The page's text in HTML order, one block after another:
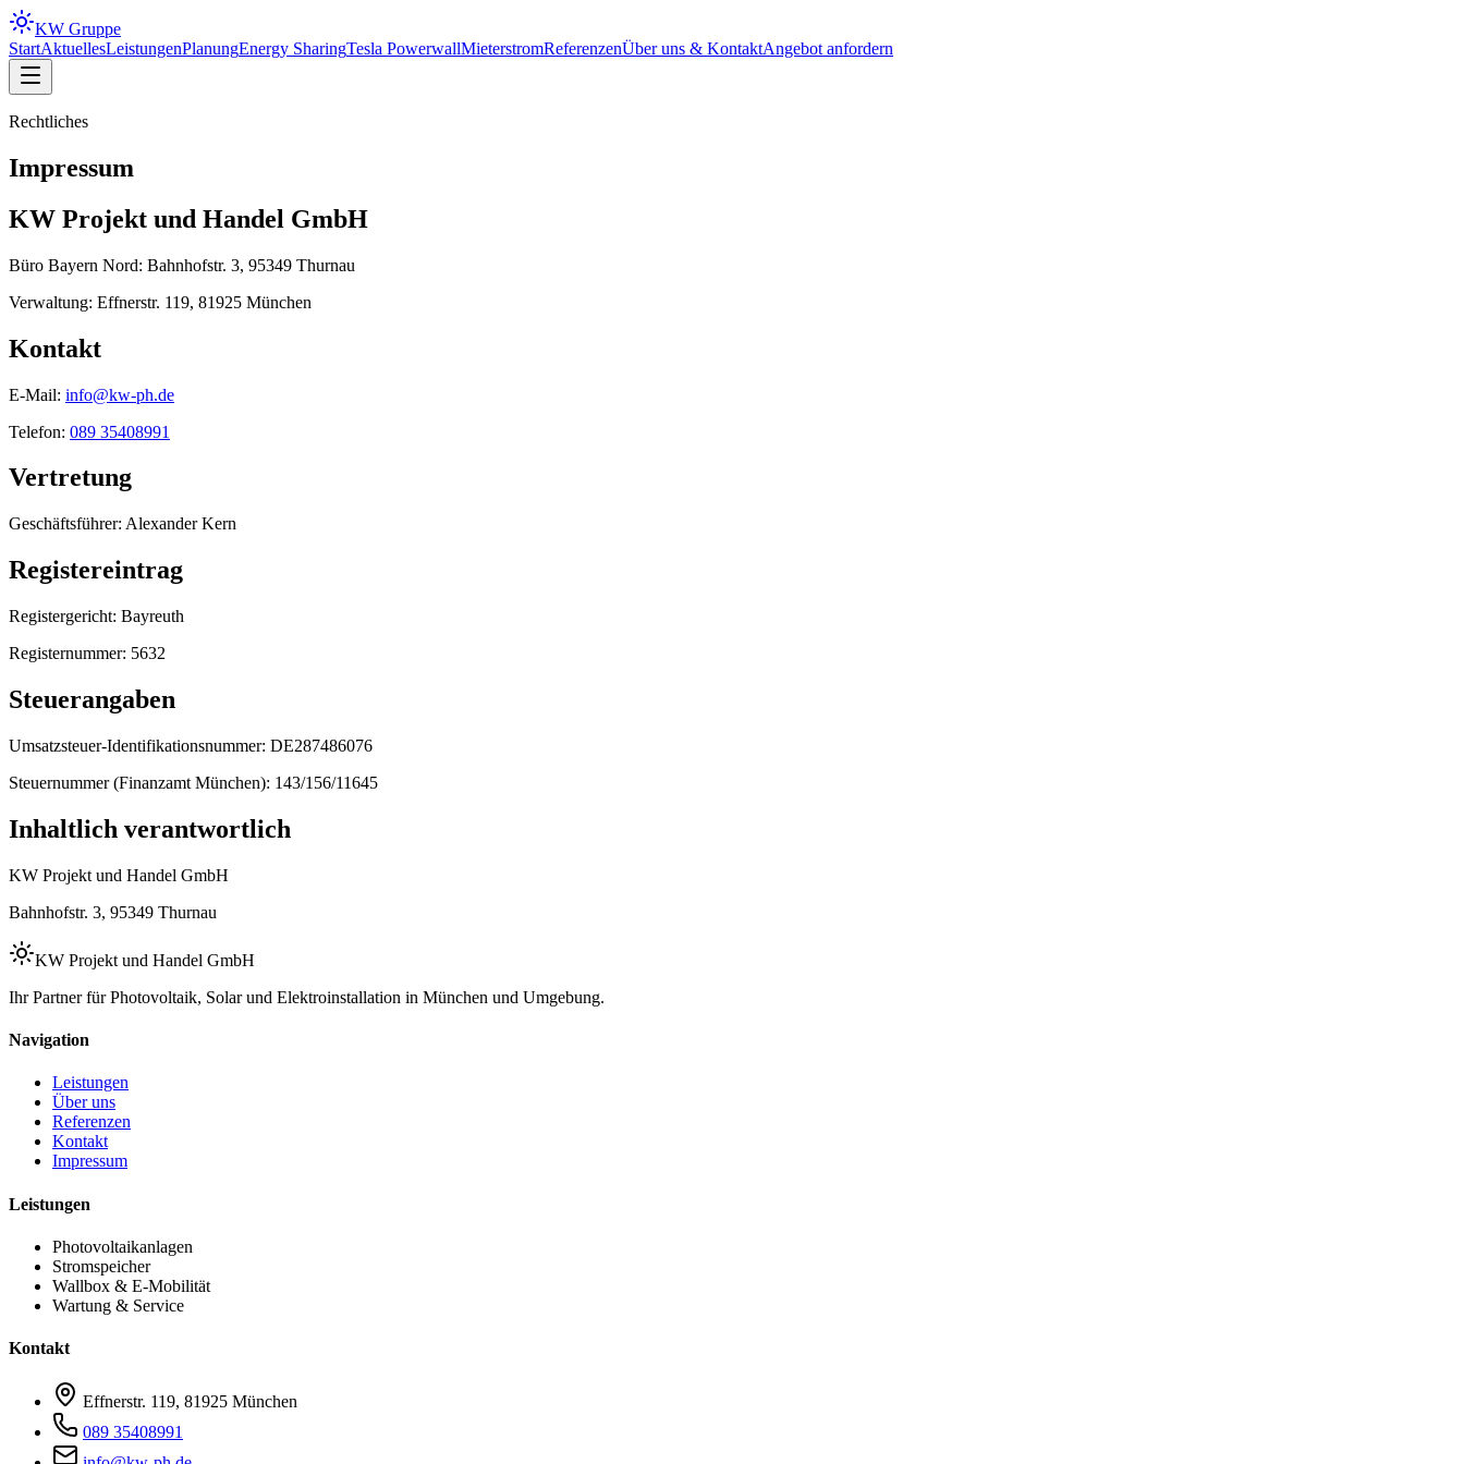
KW Gruppe
StartAktuellesLeistungenPlanungEnergy SharingTesla PowerwallMieterstromReferenzenÜber uns & KontaktAngebot anfordern
Rechtliches
Impressum
KW Projekt und Handel GmbH
Büro Bayern Nord: Bahnhofstr. 3, 95349 Thurnau
Verwaltung: Effnerstr. 119, 81925 München
Kontakt
E‑Mail: info@kw-ph.de
Telefon: 089 35408991
Vertretung
Geschäftsführer: Alexander Kern
Registereintrag
Registergericht: Bayreuth
Registernummer: 5632
Steuerangaben
Umsatzsteuer‑Identifikationsnummer: DE287486076
Steuernummer (Finanzamt München): 143/156/11645
Inhaltlich verantwortlich
KW Projekt und Handel GmbH
Bahnhofstr. 3, 95349 Thurnau
KW Projekt und Handel GmbH
Ihr Partner für Photovoltaik, Solar und Elektroinstallation in München und Umgebung.
Navigation
Leistungen
Über uns
Referenzen
Kontakt
Impressum
Leistungen
Photovoltaikanlagen
Stromspeicher
Wallbox & E‑Mobilität
Wartung & Service
Kontakt
Effnerstr. 119, 81925 München
089 35408991